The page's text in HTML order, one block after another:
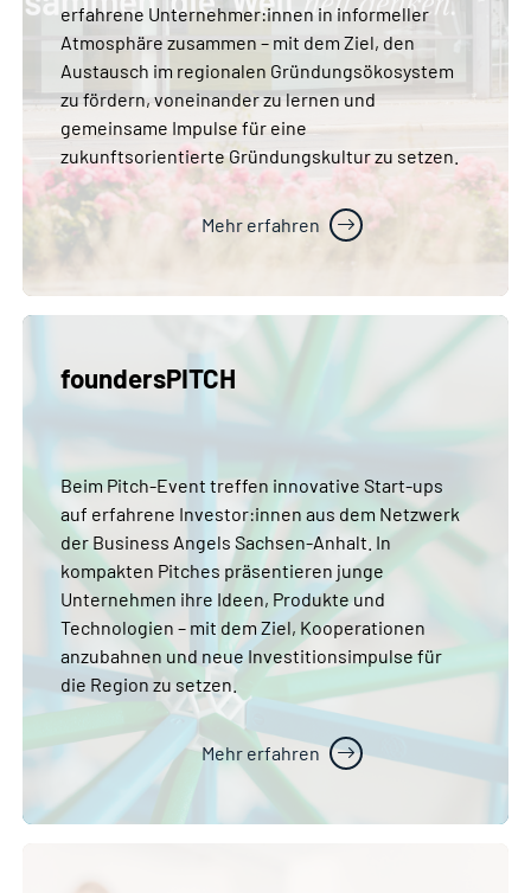
erfahrene Unternehmer:innen in informeller
Atmosphäre zusammen – mit dem Ziel, den
Austausch im regionalen Gründungsökosystem
zu fördern, voneinander zu lernen und
gemeinsame Impulse für eine
zukunftsorientierte Gründungskultur zu setzen.
Mehr erfahren
foundersPITCH
Beim Pitch-Event treffen innovative Start-ups
auf erfahrene Investor:innen aus dem Netzwerk
der Business Angels Sachsen-Anhalt. In
kompakten Pitches präsentieren junge
Unternehmen ihre Ideen, Produkte und
Technologien – mit dem Ziel, Kooperationen
anzubahnen und neue Investitionsimpulse für
die Region zu setzen.
Mehr erfahren